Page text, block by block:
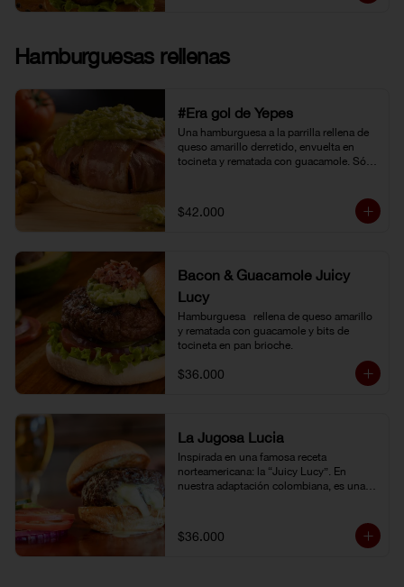
Hamburguesas rellenas
#Era gol de Yepes
Una hamburguesa a la parrilla rellena de
queso amarillo derretido, envuelta en
tocineta y rematada con guacamole. Sólo
porque definitivamente…
#EraGolDeYepes!
$42.000
Bacon & Guacamole Juicy
Lucy
Hamburguesa   rellena de queso amarillo
y rematada con guacamole y bits de
tocineta en pan brioche.
$36.000
La Jugosa Lucia
Inspirada en una famosa receta
norteamericana: la “Juicy Lucy”. En
nuestra adaptación colombiana, es una
sabor.
$36.000